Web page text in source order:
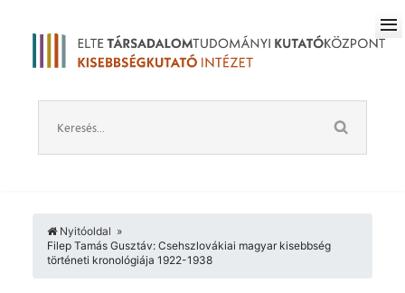
Nyitóoldal
Filep Tamás Gusztáv: Csehszlovákiai magyar kisebbség
történeti kronológiája 1922-1938